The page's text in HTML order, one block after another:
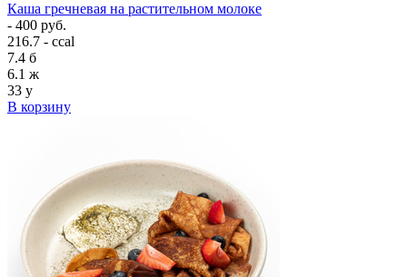
Каша гречневая на растительном молоке
- 400 руб.
216.7 - ccal
7.4 б
6.1 ж
33 у
В корзину